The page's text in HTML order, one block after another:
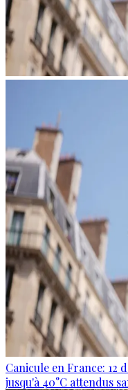
Canicule en France: 12
jusqu'à 40°C attendus